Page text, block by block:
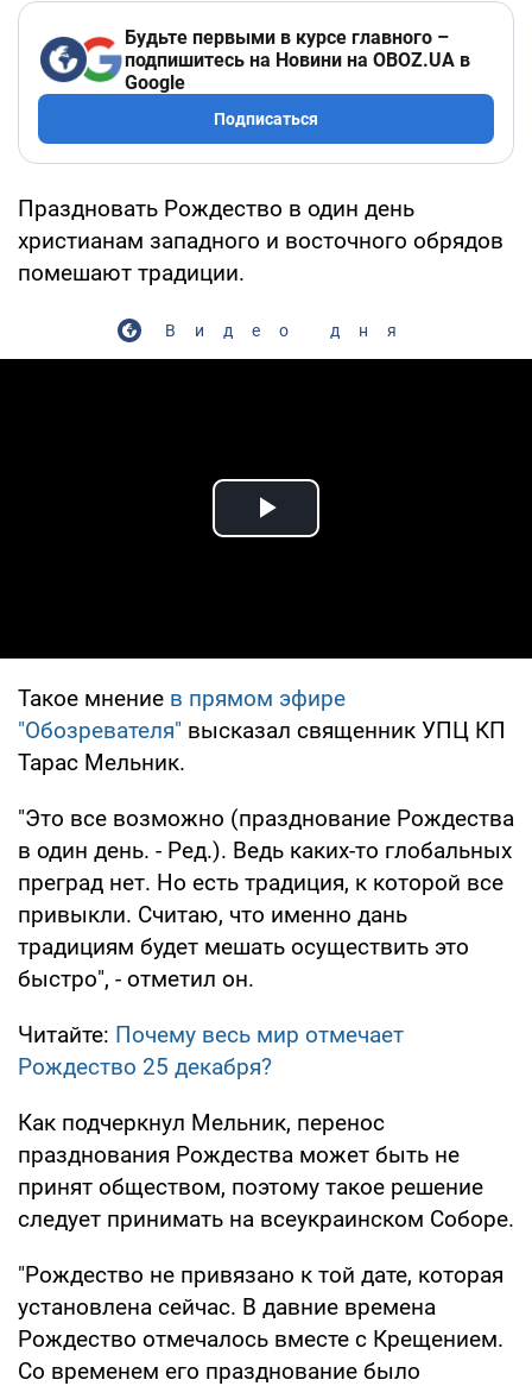
Будьте первыми в курсе главного –
подпишитесь на Новини на OBOZ.UA в
Google
Подписаться
Праздновать Рождество в один день
христианам западного и восточного обрядов
помешают традиции.
Видео дня
Play Video
Такое мнение в прямом эфире
"Обозревателя" высказал священник УПЦ КП
Тарас Мельник.
"Это все возможно (празднование Рождества
в один день. - Ред.). Ведь каких-то глобальных
преград нет. Но есть традиция, к которой все
привыкли. Считаю, что именно дань
традициям будет мешать осуществить это
быстро", - отметил он.
Читайте: Почему весь мир отмечает
Рождество 25 декабря?
Как подчеркнул Мельник, перенос
празднования Рождества может быть не
принят обществом, поэтому такое решение
следует принимать на всеукраинском Соборе.
"Рождество не привязано к той дате, которая
установлена сейчас. В давние времена
Рождество отмечалось вместе с Крещением.
Со временем его празднование было